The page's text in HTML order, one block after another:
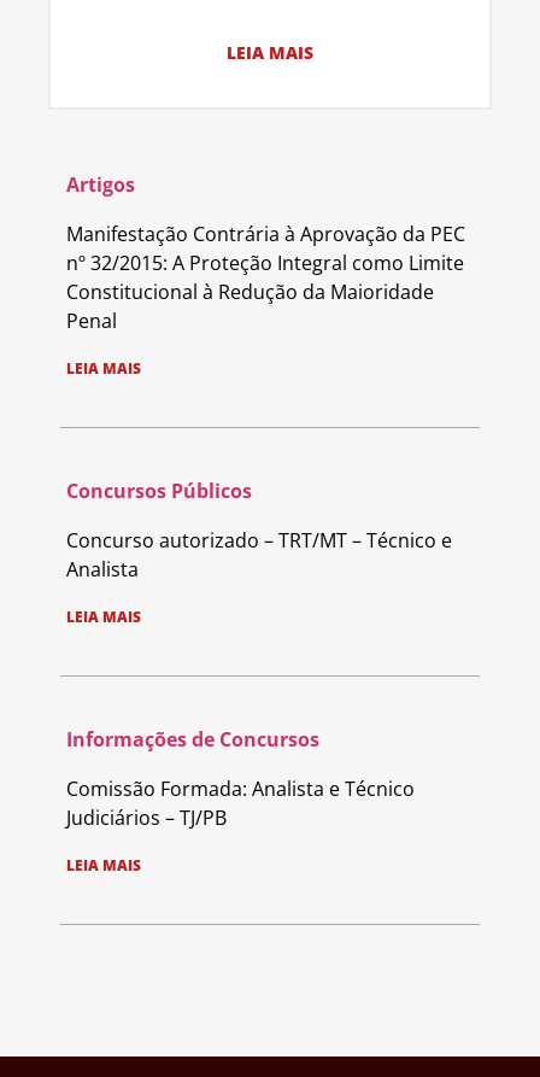
LEIA MAIS
Artigos
Manifestação Contrária à Aprovação da PEC
nº 32/2015: A Proteção Integral como Limite
Constitucional à Redução da Maioridade
Penal
LEIA MAIS
Concursos Públicos
Concurso autorizado – TRT/MT – Técnico e
Analista
LEIA MAIS
Informações de Concursos
Comissão Formada: Analista e Técnico
Judiciários – TJ/PB
LEIA MAIS